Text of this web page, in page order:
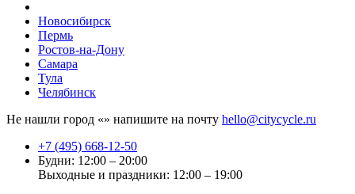
Новосибирск
Пермь
Ростов-на-Дону
Самара
Тула
Челябинск
Не нашли город «» напишите на почту hello@citycycle.ru
+7 (495) 668-12-50
Будни: 12:00 – 20:00
Выходные и праздники: 12:00 – 19:00